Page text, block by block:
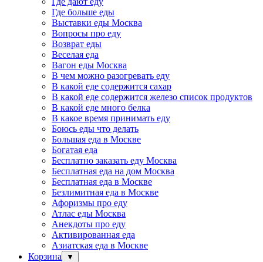
Где больше еды
Выставки еды Москва
Вопросы про еду
Возврат еды
Веселая еда
Вагон еды Москва
В чем можно разогревать еду
В какой еде содержится сахар
В какой еде содержится железо список продуктов
В какой еде много белка
В какое время принимать еду
Боюсь еды что делать
Большая еда в Москве
Богатая еда
Бесплатно заказать еду Москва
Бесплатная еда на дом Москва
Бесплатная еда в Москве
Безлимитная еда в Москве
Афоризмы про еду
Атлас еды Москва
Анекдоты про еду
Активированная еда
Азиатская еда в Москве
Корзина
▼